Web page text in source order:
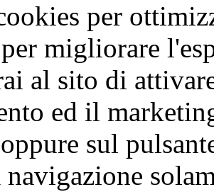
per
migliorare
al sito di
ed il
sul
navigazione